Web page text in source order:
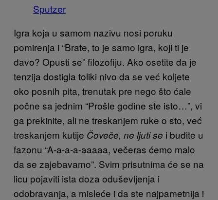
Sputzer
Igra koja u samom nazivu nosi poruku
pomirenja i “Brate, to je samo igra, koji ti je
đavo? Opusti se” filozofiju. Ako osetite da je
tenzija dostigla toliki nivo da se već koljete
oko posnih pita, trenutak pre nego što ćale
počne sa jednim “Prošle godine ste isto…”, vi
ga prekinite, ali ne treskanjem ruke o sto, već
treskanjem kutije Čoveče, ne ljuti se i budite u
fazonu “A-a-a-a-aaaaa, večeras ćemo malo
da se zajebavamo”. Svim prisutnima će se na
licu pojaviti ista doza oduševljenja i
odobravanja, a misleće i da ste najpametnija i